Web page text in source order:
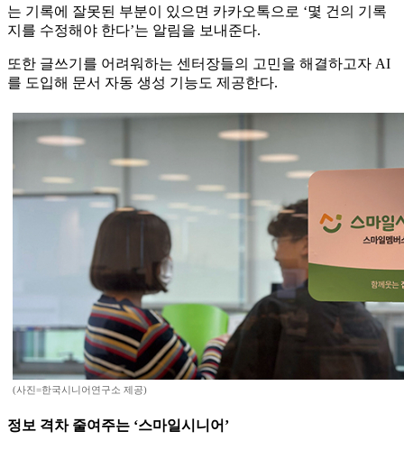
는 기록에 잘못된 부분이 있으면 카카오톡으로 ‘몇 건의 기록
지를 수정해야 한다’는 알림을 보내준다.
또한 글쓰기를 어려워하는 센터장들의 고민을 해결하고자 AI
를 도입해 문서 자동 생성 기능도 제공한다.
(사진=한국시니어연구소 제공)
정보 격차 줄여주는 ‘스마일시니어’